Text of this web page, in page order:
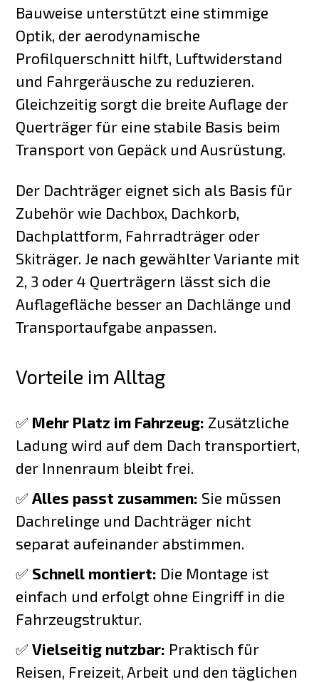
Bauweise unterstützt eine stimmige
Optik, der aerodynamische
Profilquerschnitt hilft, Luftwiderstand
und Fahrgeräusche zu reduzieren.
Gleichzeitig sorgt die breite Auflage der
Querträger für eine stabile Basis beim
Transport von Gepäck und Ausrüstung.
Der Dachträger eignet sich als Basis für
Zubehör wie Dachbox, Dachkorb,
Dachplattform, Fahrradträger oder
Skiträger. Je nach gewählter Variante mit
2, 3 oder 4 Querträgern lässt sich die
Auflagefläche besser an Dachlänge und
Transportaufgabe anpassen.
Vorteile im Alltag
✅ Mehr Platz im Fahrzeug: Zusätzliche
Ladung wird auf dem Dach transportiert,
der Innenraum bleibt frei.
✅Alles passt zusammen: Sie müssen
Dachrelinge und Dachträger nicht
separat aufeinander abstimmen.
✅ Schnell montiert: Die Montage ist
einfach und erfolgt ohne Eingriff in die
Fahrzeugstruktur.
✅Vielseitig nutzbar: Praktisch für
Reisen, Freizeit, Arbeit und den täglichen